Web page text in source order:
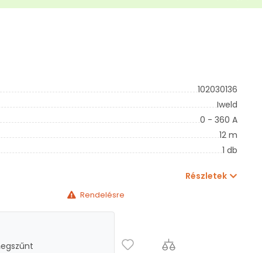
102030136
Iweld
0 - 360 A
12 m
1 db
Részletek
Rendelésre